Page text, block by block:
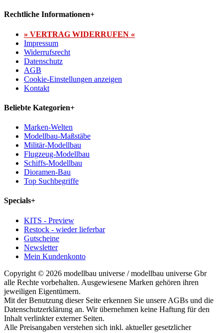
Rechtliche Informationen+
» VERTRAG WIDERRUFEN «
Impressum
Widerrufsrecht
Datenschutz
AGB
Cookie-Einstellungen anzeigen
Kontakt
Beliebte Kategorien+
Marken-Welten
Modellbau-Maßstäbe
Militär-Modellbau
Flugzeug-Modellbau
Schiffs-Modellbau
Dioramen-Bau
Top Suchbegriffe
Specials+
KITS - Preview
Restock - wieder lieferbar
Gutscheine
Newsletter
Mein Kundenkonto
Copyright © 2026 modellbau universe / modellbau universe Gbr
alle Rechte vorbehalten. Ausgewiesene Marken gehören ihren
jeweiligen Eigentümern.
Mit der Benutzung dieser Seite erkennen Sie unsere AGBs und die
Datenschutzerklärung an. Wir übernehmen keine Haftung für den
Inhalt verlinkter externer Seiten.
Alle Preisangaben verstehen sich inkl. aktueller gesetzlicher